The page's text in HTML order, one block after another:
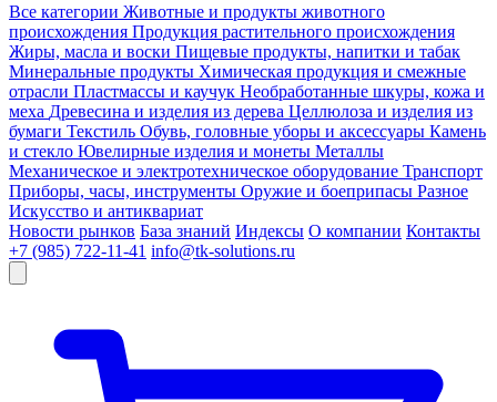
Все категории Животные и продукты животного
происхождения Продукция растительного происхождения
Жиры, масла и воски Пищевые продукты, напитки и табак
Минеральные продукты Химическая продукция и смежные
отрасли Пластмассы и каучук Необработанные шкуры, кожа и
меха Древесина и изделия из дерева Целлюлоза и изделия из
бумаги Текстиль Обувь, головные уборы и аксессуары Камень
и стекло Ювелирные изделия и монеты Металлы
Механическое и электротехническое оборудование Транспорт
Приборы, часы, инструменты Оружие и боеприпасы Разное
Искусство и антиквариат
Новости рынков База знаний Индексы О компании Контакты
+7 (985) 722-11-41 info@tk-solutions.ru